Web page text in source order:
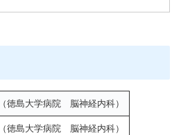
徳島大学病院 脳神経内科）
徳島大学病院 脳神経内科）